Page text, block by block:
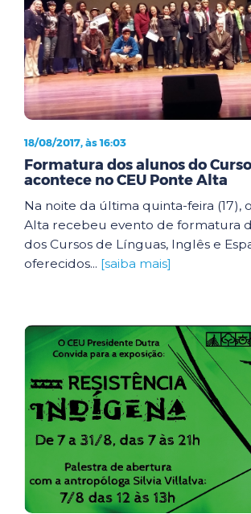
18/08/2017, às 16:03
Formatura dos alunos do
acontece no CEU Ponte Alta
Na noite da última quinta-feira (17),
Alta recebeu evento de formatura
dos Cursos de Línguas, Inglês e
oferecidos... [saiba mais]